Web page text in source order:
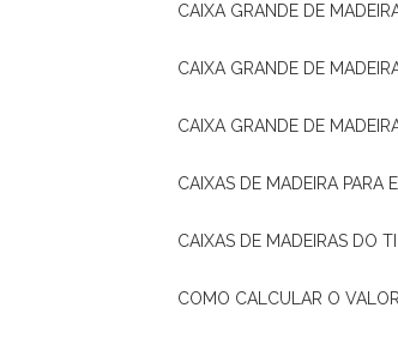
CAIXA GRANDE DE
CAIXA GRANDE DE
CAIXA GRANDE DE
CAIXAS DE MADEIRA
CAIXAS DE MADEIRAS DO
COMO CALCULAR O